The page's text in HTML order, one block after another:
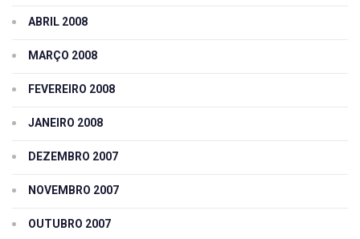
ABRIL 2008
MARÇO 2008
FEVEREIRO 2008
JANEIRO 2008
DEZEMBRO 2007
NOVEMBRO 2007
OUTUBRO 2007